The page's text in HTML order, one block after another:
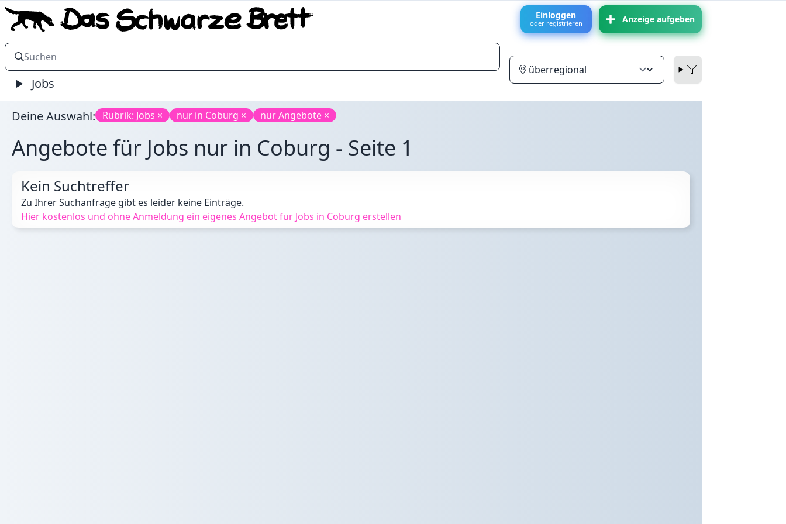
Einloggen
oder registrieren Anzeige aufgeben
Jobs
Deine Auswahl: Rubrik: Jobs × nur in Coburg × nur Angebote ×
Angebote für Jobs nur in Coburg - Seite 1
Kein Suchtreffer
Zu Ihrer Suchanfrage gibt es leider keine Einträge.
Hier kostenlos und ohne Anmeldung ein eigenes Angebot für Jobs in Coburg erstellen